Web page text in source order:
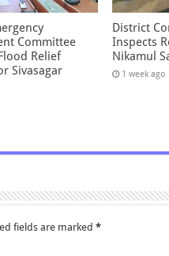
Committee
Relief
Sivasagar
District
Inspects
Nikamul
1 week ago
fields are marked *